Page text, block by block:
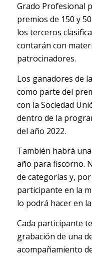
Grado Profesional
premios de 150 y
los terceros
contarán con
patrocinadores.
Los ganadores de
como parte del
con la Sociedad
dentro de la
del año 2022.
También habrá
año para fiscorno.
de categorías y,
participante en la
lo podrá hacer en
Cada participante
grabación de una
acompañamiento